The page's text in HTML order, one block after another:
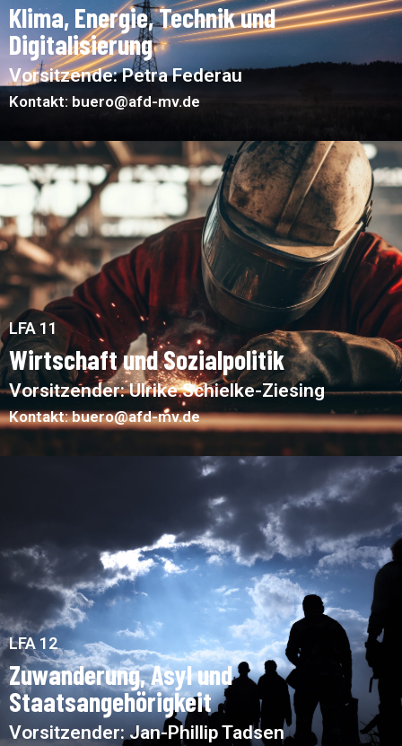
Klima, Energie, Technik und
Digitalisierung
Vorsitzende: Petra Federau
Kontakt: buero@afd-mv.de
LFA 11
Wirtschaft und Sozialpolitik
Vorsitzender: Ulrike Schielke-Ziesing
Kontakt: buero@afd-mv.de
LFA 12
Zuwanderung, Asyl und
Staatsangehörigkeit
Vorsitzender: Jan-Phillip Tadsen